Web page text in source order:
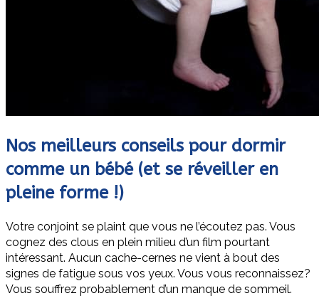
Nos meilleurs conseils pour dormir
comme un bébé (et se réveiller en
pleine forme !)
Votre conjoint se plaint que vous ne l’écoutez pas. Vous
cognez des clous en plein milieu d’un film pourtant
intéressant. Aucun cache-cernes ne vient à bout des
signes de fatigue sous vos yeux. Vous vous reconnaissez?
Vous souffrez probablement d’un manque de sommeil.